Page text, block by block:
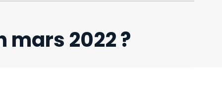
2022 ?